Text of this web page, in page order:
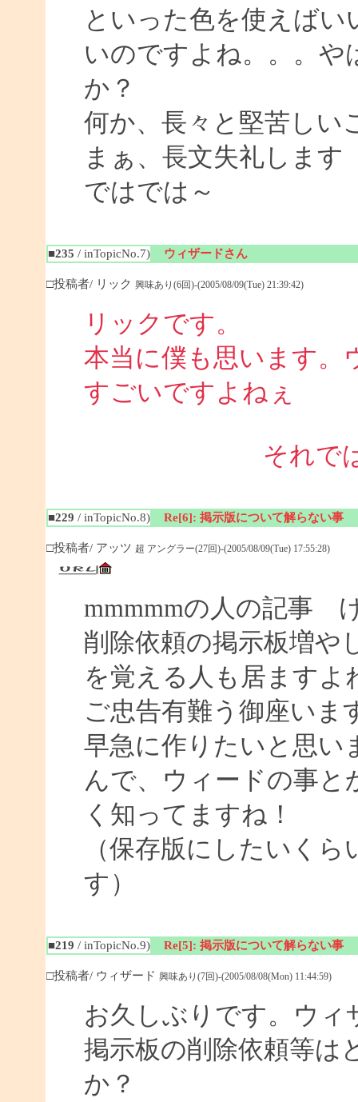
といった色を使えば
いのですよね。。。や
か？
何か、長々と堅苦しい
まぁ、長文失礼します
ではでは～
■235 / inTopicNo.7) ウィザードさん
□投稿者/ リック 興味あり(6回)-(2005/08/09(Tue) 21:39:42)
リックです。
本当に僕も思います。
すごいですよねぇ
それで
■229 / inTopicNo.8) Re[6]: 掲示版について解らない事
□投稿者/ アッツ 超 アングラー(27回)-(2005/08/09(Tue) 17:55:28)
mmmmmの人の記事
削除依頼の掲示板増
を覚える人も居ますよ
ご忠告有難う御座いま
早急に作りたいと思い
んで、ウィードの事
く知ってますね！
（保存版にしたいく
す）
■219 / inTopicNo.9) Re[5]: 掲示版について解らない事
□投稿者/ ウィザード 興味あり(7回)-(2005/08/08(Mon) 11:44:59)
お久しぶりです。ウィ
掲示板の削除依頼等は
か？